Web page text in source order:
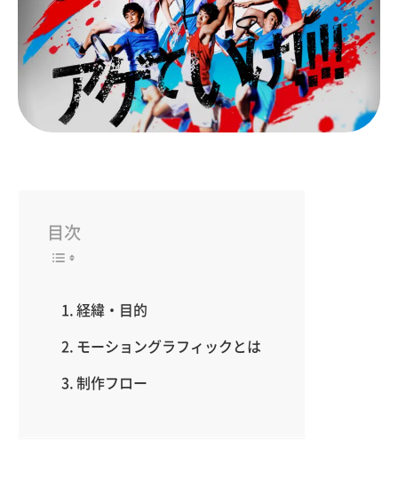
目次
経緯・目的
モーショングラフィックとは
制作フロー